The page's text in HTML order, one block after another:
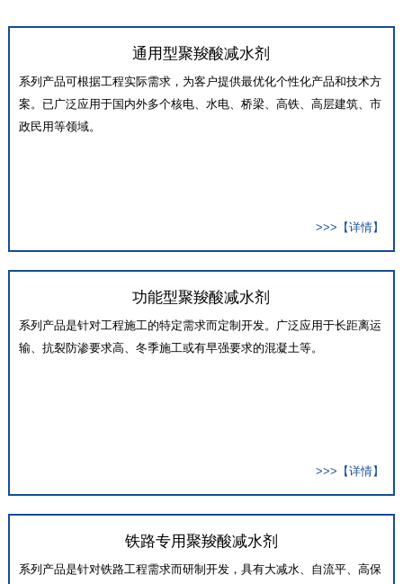
通用型聚羧酸减水剂
系列产品可根据工程实际需求，为客户提供最优化个性化产品和技术方
案。已广泛应用于国内外多个核电、水电、桥梁、高铁、高层建筑、市
政民用等领域。
>>>【详情】
功能型聚羧酸减水剂
系列产品是针对工程施工的特定需求而定制开发。广泛应用于长距离运
输、抗裂防渗要求高、冬季施工或有早强要求的混凝土等。
>>>【详情】
铁路专用聚羧酸减水剂
系列产品是针对铁路工程需求而研制开发，具有大减水、自流平、高保